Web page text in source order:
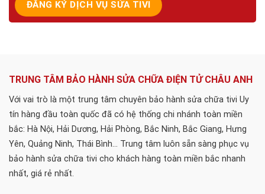
TRUNG TÂM BẢO HÀNH SỬA CHỮA ĐIỆN TỬ CHÂU ANH
Với vai trò là một trung tâm chuyên bảo hành sửa chữa tivi Uy
tín hàng đầu toàn quốc đã có hệ thống chi nhánh toàn miền
bắc: Hà Nội, Hải Dương, Hải Phòng, Bắc Ninh, Bắc Giang, Hưng
Yên, Quảng Ninh, Thái Bình... Trung tâm luôn sẵn sàng phục vụ
bảo hành sửa chữa tivi cho khách hàng toàn miền bắc nhanh
nhất, giá rẻ nhất.